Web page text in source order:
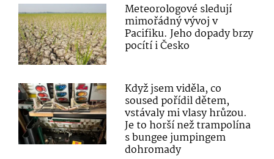
Meteorologové sledují
mimořádný vývoj v
Pacifiku. Jeho dopady brzy
pocítí i Česko
Když jsem viděla, co
soused pořídil dětem,
vstávaly mi vlasy hrůzou.
Je to horší než trampolína
s bungee jumpingem
dohromady